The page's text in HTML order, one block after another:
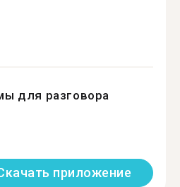
для разговора
приложение